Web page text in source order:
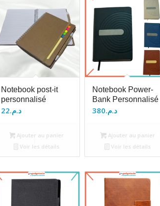
Notebook post-it
personnalisé
د.م.22
Ajouter au panier
Voir les détails
Notebook Power-
Bank Personnalisé
د.م.380
Ajouter au panier
Voir les détails